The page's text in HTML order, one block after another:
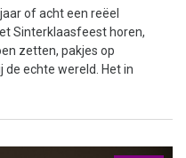
of acht een reëel
Sinterklaasfeest horen,
zetten, pakjes op
de echte wereld. Het in